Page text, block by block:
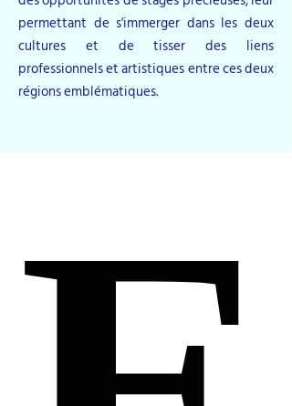
permettant de s'immerger dans les deux
cultures et de tisser des liens
professionnels et artistiques entre ces deux
régions emblématiques.